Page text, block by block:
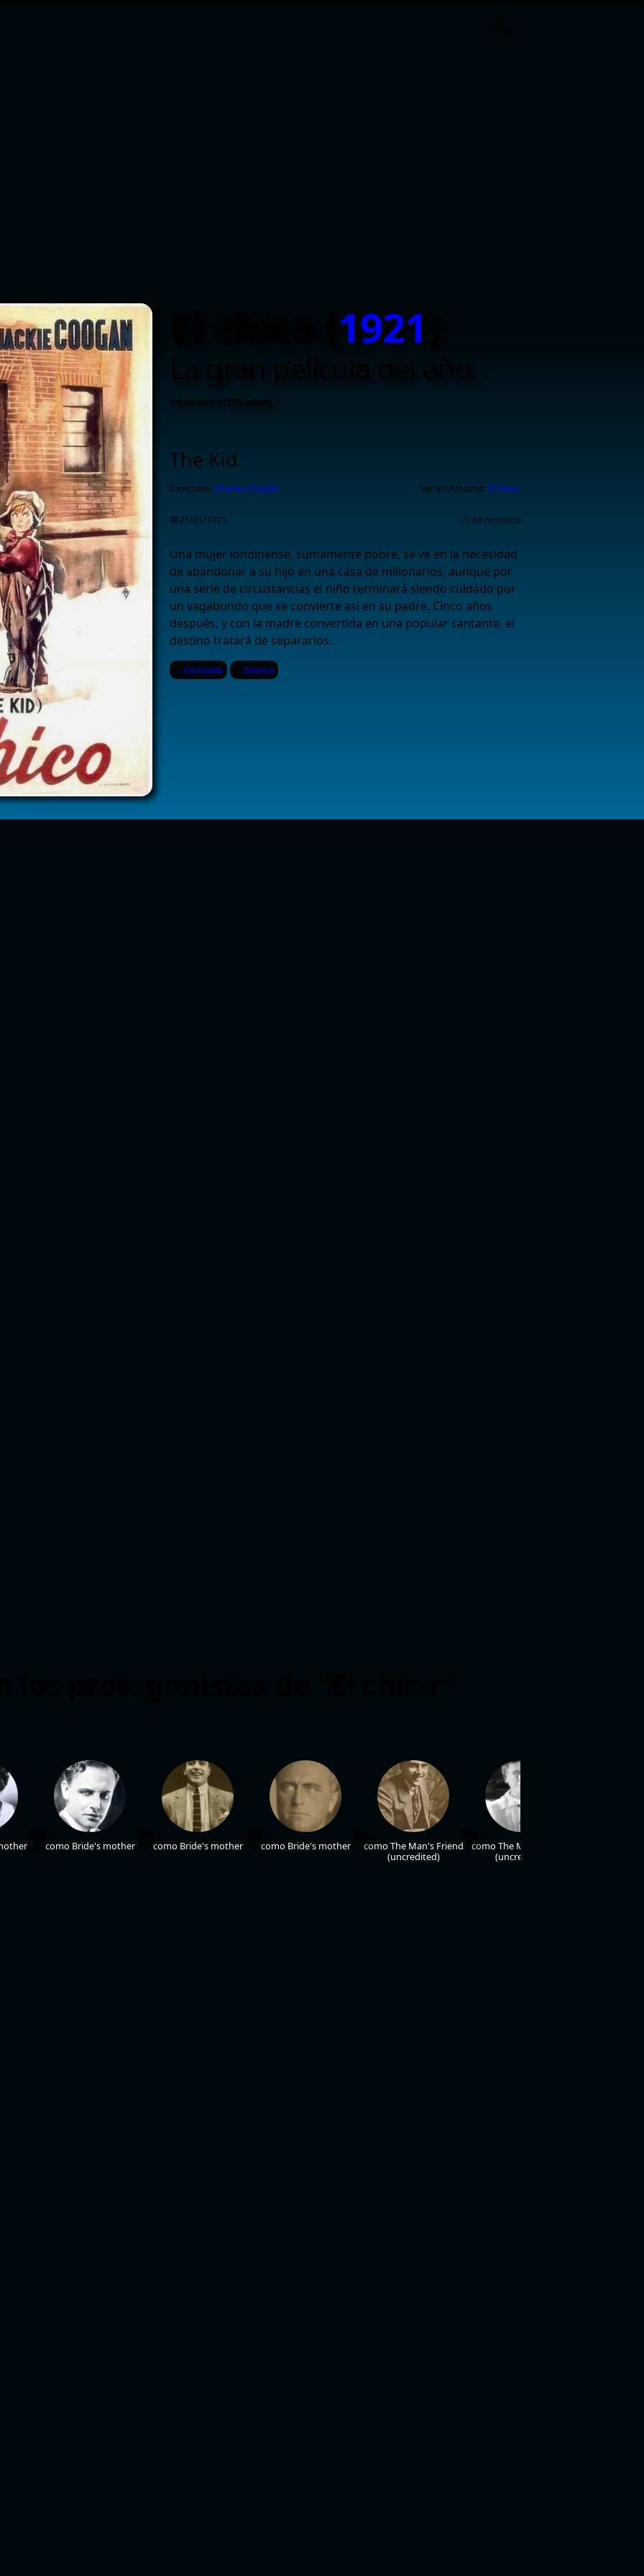
1921
⭐⭐⭐⭐⭐⭐⭐⭐ (153 votos)
The Kid
Dirección: Charles Chaplin. Ver en Amazon: El chico
📆21/01/1921 🕑 68 minutos
Una mujer londinense, sumamente pobre, se ve en la necesidad
de abandonar a su hijo en una casa de millonarios, aunque por
una serie de circustancias el niño terminará siendo cuidado por
un vagabundo que se convierte así en su padre. Cinco años
después, y con la madre convertida en una popular cantante, el
destino tratará de separarlos…
Comedia Drama
como Bride's mother como Bride's mother como Bride's mother
como The Man's Friend
(uncredited)
como The Man's Friend
(uncredited)